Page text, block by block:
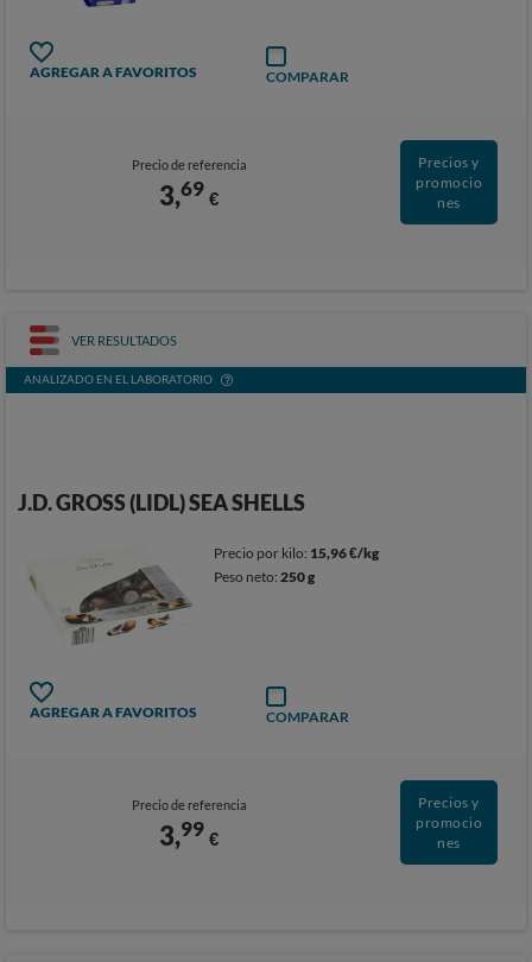
AGREGAR A FAVORITOS COMPARAR
Precio de referencia
3,69 €
Precios y
promocio
nes
VER RESULTADOS
ANALIZADO EN EL LABORATORIO
J.D. GROSS (LIDL) SEA SHELLS
Precio por kilo: 15,96 €/kg
Peso neto:250 g
AGREGAR A FAVORITOS COMPARAR
Precio de referencia
3,99 €
Precios y
promocio
nes